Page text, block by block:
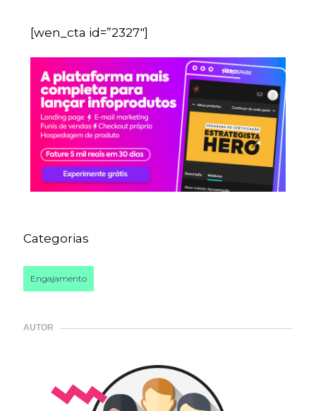
[wen_cta id=”2327″]
Categorias
Engajamento
AUTOR